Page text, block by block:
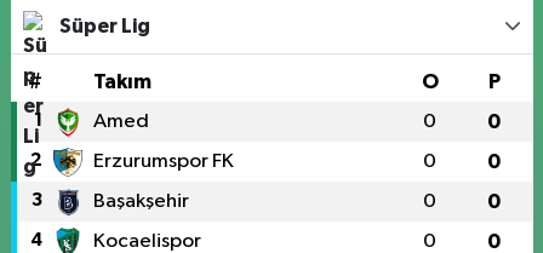
Süper Lig
# Takım O P
1 Amed 0 0
2 Erzurumspor FK 0 0
3 Başakşehir 0 0
4 Kocaelispor 0 0